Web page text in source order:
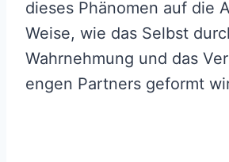
dieses Phänomen auf die
Weise, wie das Selbst
Wahrnehmung und das
engen Partners geformt